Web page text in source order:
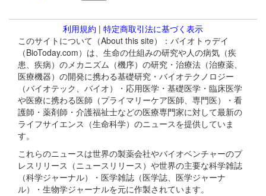
利用規約 | 特定商取引法に基づく表示
このサイトについて（About this site）：バイオトゥデイ
（BioToday.com）は、生命の仕組みの研究や人の病気（疾
患、疾病）のメカニズム（機序）の研究・治療法（治療薬、
医療機器）の開発に携わる基礎研究・バイオテクノロジー
（バイオテック、バイオ）・応用医学・基礎医学・臨床医学
や医療に携わる医師（プライマリーケア医師、専門医）・看
護師・薬剤師・介護福祉士などの医療専門家に対して最新の
ライフサイエンス（生命科学）のニュースを提供していま
す。
これらのニュースは世界の製薬会社やバイオベンチャーのプ
レスリリース（ニュースリリース）や世界の主要な科学雑誌
（科学ジャーナル）・医学雑誌（医学誌、医学ジャーナ
ル）・生物学ジャーナルを元に作製されています。